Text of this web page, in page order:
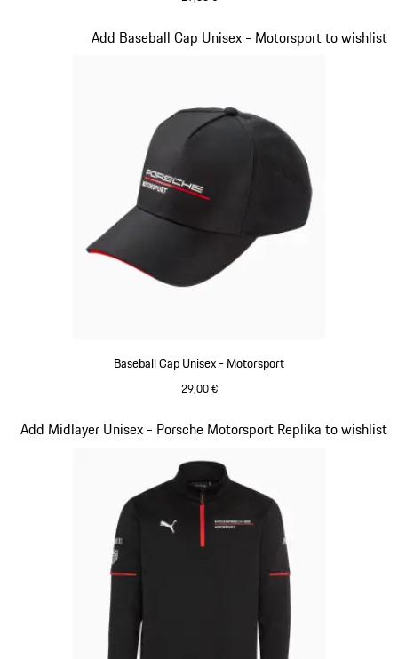
Baseball Cap Unisex - Motorsport
29,00 €
Add Baseball Cap Unisex - Motorsport to wishlist
Slide 3 von 20
Add Midlayer Unisex - Porsche Motorsport Replika to wishlist
Slide 4 von 20